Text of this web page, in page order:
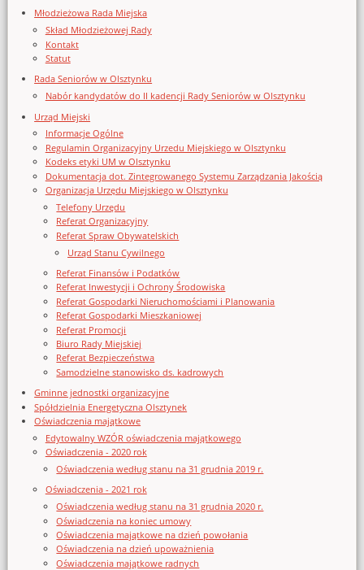
Młodzieżowa Rada Miejska
Skład Młodzieżowej Rady
Kontakt
Statut
Rada Seniorów w Olsztynku
Nabór kandydatów do II kadencji Rady Seniorów w Olsztynku
Urząd Miejski
Informacje Ogólne
Regulamin Organizacyjny Urzedu Miejskiego w Olsztynku
Kodeks etyki UM w Olsztynku
Dokumentacja dot. Zintegrowanego Systemu Zarządzania Jakością
Organizacja Urzędu Miejskiego w Olsztynku
Telefony Urzędu
Referat Organizacyjny
Referat Spraw Obywatelskich
Urząd Stanu Cywilnego
Referat Finansów i Podatków
Referat Inwestycji i Ochrony Środowiska
Referat Gospodarki Nieruchomościami i Planowania
Referat Gospodarki Mieszkaniowej
Referat Promocji
Biuro Rady Miejskiej
Referat Bezpieczeństwa
Samodzielne stanowisko ds. kadrowych
Gminne jednostki organizacyjne
Spółdzielnia Energetyczna Olsztynek
Oświadczenia majątkowe
Edytowalny WZÓR oświadczenia majątkowego
Oświadczenia - 2020 rok
Oświadczenia według stanu na 31 grudnia 2019 r.
Oświadczenia - 2021 rok
Oświadczenia według stanu na 31 grudnia 2020 r.
Oświadczenia na koniec umowy
Oświadczenia majątkowe na dzień powołania
Oświadczenia na dzień upoważnienia
Oświadczenia majątkowe radnych